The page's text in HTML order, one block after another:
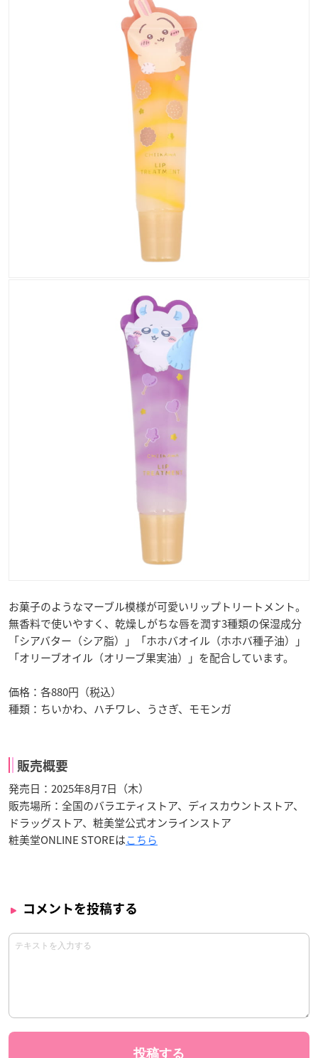
お菓子のようなマーブル模様が可愛いリップトリートメント。
無香料で使いやすく、乾燥しがちな唇を潤す3種類の保湿成分
「シアバター（シア脂）」「ホホバオイル（ホホバ種子油）」
「オリーブオイル（オリーブ果実油）」を配合しています。
価格：各880円（税込）
種類：ちいかわ、ハチワレ、うさぎ、モモンガ
販売概要
発売日：2025年8月7日（木）
販売場所：全国のバラエティストア、ディスカウントストア、
ドラッグストア、粧美堂公式オンラインストア
粧美堂ONLINE STOREはこちら
コメントを投稿する